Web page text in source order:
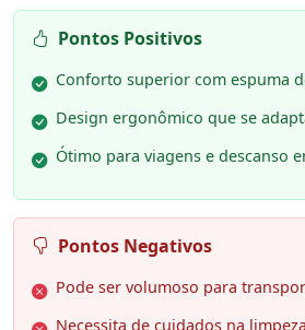
Pontos Positivos
Conforto superior com espuma
Design ergonômico que se
Ótimo para viagens e descanso
Pontos Negativos
Pode ser volumoso para
Necessita de cuidados na